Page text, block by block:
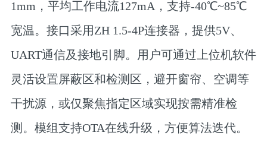
1mm，平均工作电流127mA，支持-40℃~85℃
宽温。接口采用ZH 1.5-4P连接器，提供5V、
UART通信及接地引脚。用户可通过上位机软件
灵活设置屏蔽区和检测区，避开窗帘、空调等
干扰源，或仅聚焦指定区域实现按需精准检
测。模组支持OTA在线升级，方便算法迭代。